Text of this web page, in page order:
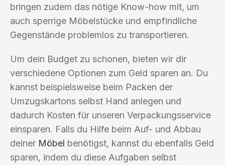
bringen zudem das nötige Know-how mit, um
auch sperrige Möbelstücke und empfindliche
Gegenstände problemlos zu transportieren.
Um dein Budget zu schonen, bieten wir dir
verschiedene Optionen zum Geld sparen an. Du
kannst beispielsweise beim Packen der
Umzugskartons selbst Hand anlegen und
dadurch Kosten für unseren Verpackungsservice
einsparen. Falls du Hilfe beim Auf- und Abbau
deiner Möbel benötigst, kannst du ebenfalls Geld
sparen, indem du diese Aufgaben selbst